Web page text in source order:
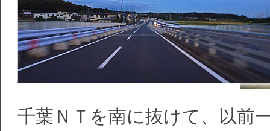
千葉ＮＴを南に抜けて、以前